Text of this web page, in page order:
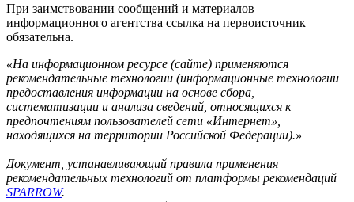
При заимствовании сообщений и материалов
информационного агентства ссылка на первоисточник
обязательна.
«На информационном ресурсе (сайте) применяются
рекомендательные технологии (информационные технологии
предоставления информации на основе сбора,
систематизации и анализа сведений, относящихся к
предпочтениям пользователей сети «Интернет»,
находящихся на территории Российской Федерации).»
Документ, устанавливающий правила применения
рекомендательных технологий от платформы рекомендаций
SPARROW.